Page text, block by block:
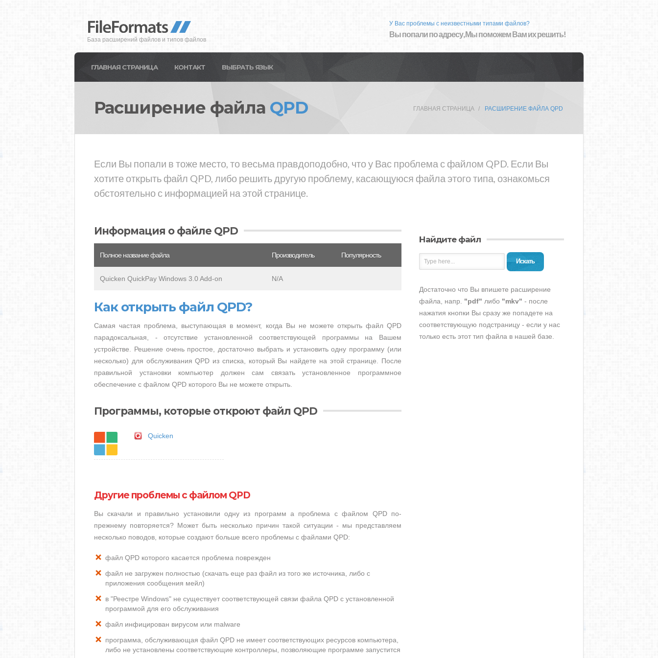
База расширений файлов и типов файлов
У Вас проблемы с неизвестными типами файлов?
Вы попали по адресу, Мы поможем Вам их решить!
ГЛАВНАЯ СТРАНИЦА КОНТАКТ ВЫБРАТЬ ЯЗЫК
Расширение файла QPD ГЛАВНАЯ СТРАНИЦА РАСШИРЕНИЕ ФАЙЛА QPD
Если Вы попали в тоже место, то весьма правдоподобно, что у Вас проблема с файлом QPD. Если Вы
хотите открыть файл QPD, либо решить другую проблему, касающуюся файла этого типа, ознакомься
обстоятельно с информацией на этой странице.
Информация о файле QPD
Полное название файла Производитель Популярность
Quicken QuickPay Windows 3.0 Add-on N/A
Как открыть файл QPD?
Самая частая проблема, выступающая в момент, когда Вы не можете открыть файл QPD
парадоксальная, - отсутствие установленной соответствующей программы на Вашем
устройстве. Решение очень простое, достаточно выбрать и установить одну программу (или
несколько) для обслуживания QPD из списка, который Вы найдете на этой странице. После
правильной установки компьютер должен сам связать установленное программное
обеспечение с файлом QPD которого Вы не можете открыть.
Программы, которые откроют файл QPD
Quicken
Другие проблемы с файлом QPD
Вы скачали и правильно установили одну из программ а проблема с файлом QPD по-
прежнему повторяется? Может быть несколько причин такой ситуации - мы представляем
несколько поводов, которые создают больше всего проблемы с файлами QPD:
файл QPD которого касается проблема поврежден
файл не загружен полностью (скачать еще раз файл из того же источника, либо с
приложения сообщения мейл)
в "Реестре Windows" не существует соответствующей связи файла QPD с установленной
программой для его обслуживания
файл инфицирован вирусом или malware
программа, обслуживающая файл QPD не имеет соответствующих ресурсов компьютера,
либо не установлены соответствующие контроллеры, позволяющие программе запустится
Найдите файл
Искать
Достаточно что Вы впишете расширение
файла, напр. "pdf" либо "mkv" - после
нажатия кнопки Вы сразу же попадете на
соответствующую подстраницу - если у нас
только есть этот тип файла в нашей базе.